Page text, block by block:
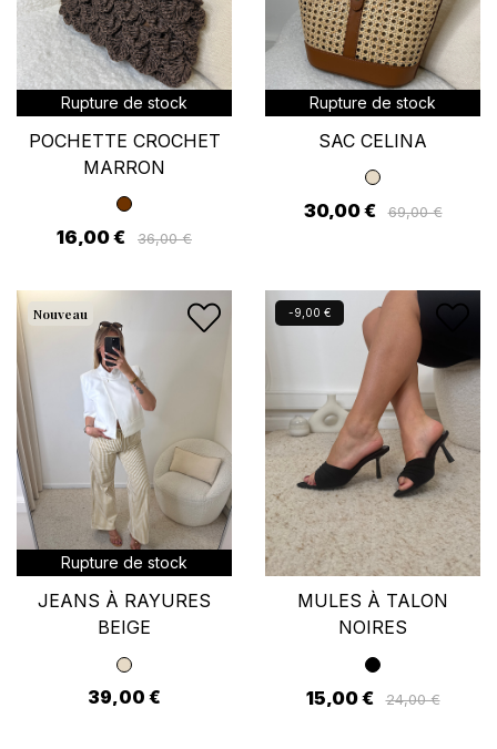
Rupture de stock
POCHETTE CROCHET
MARRON
16,00 € 36,00 €
Rupture de stock
SAC CELINA
30,00 € 69,00 €
Nouveau
Rupture de stock
JEANS À RAYURES
BEIGE
39,00 €
-9,00 €
Nouveau
MULES À TALON
NOIRES
15,00 € 24,00 €